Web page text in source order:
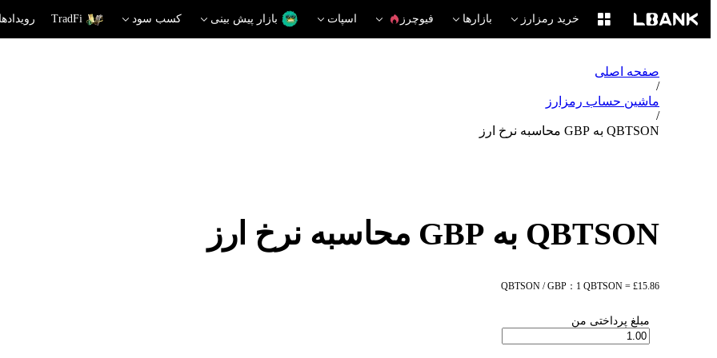
خرید رمزارز بازارها فیوچرز اسپات بازار پیش بینی کسب سود TradFi
صفحه اصلی
/
ماشین حساب رمزارز
/
QBTSON به GBP محاسبه نرخ ارز
QBTSON به GBP محاسبه نرخ ارز
QBTSON / GBP：1 QBTSON = £15.86
مبلغ پرداختی من